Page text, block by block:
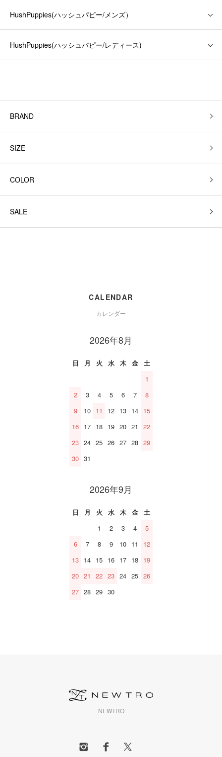
HushPuppies(ハッシュパピー/メンズ）
HushPuppies(ハッシュパピー/レディース)
BRAND
SIZE
COLOR
SALE
CALENDAR
カレンダー
2026年8月
日 月 火 水 木 金
土
1
2
3 4 5 6 7
8
9
10 11 12 13 14 15
16 17 18 19 20 21
22
23 24 25 26 27 28 29
30 31
2026年9月
日 月 火 水 木 金
土
1
2 3 4
5
6
7 8 9 10 11
12
13 14 15 16 17 18 19
20 21 22 23 24 25 26
27 28 29 30
NEWTRO